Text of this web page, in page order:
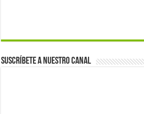
Suscríbete a nuestro canal